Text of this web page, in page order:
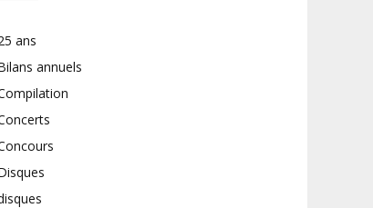
ans
annuels